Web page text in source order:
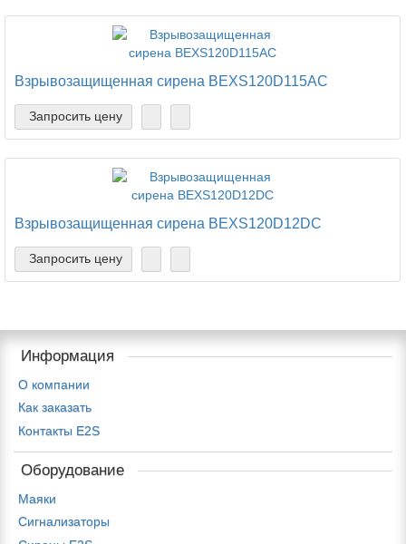
Взрывозащищенная сирена BEXS120D115AC
Запросить цену
Взрывозащищенная сирена BEXS120D12DC
Запросить цену
Информация
О компании
Как заказать
Контакты E2S
Оборудование
Маяки
Сигнализаторы